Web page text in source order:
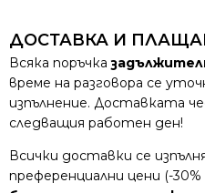
ДОСТАВКА И
Всяка поръчка
време на разговора се
изпълнение. Доставката
следващия работен ден!
Всички доставки се
преференциални цени (-